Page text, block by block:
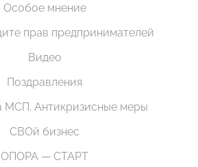
Особое мнение
прав предпринимателей
Видео
Поздравления
МСП. Антикризисные меры
СВОй бизнес
ОПОРА — СТАРТ